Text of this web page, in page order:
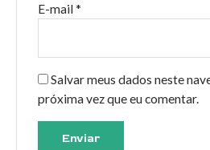
E-mail *
Salvar meus dados neste
próxima vez que eu comentar.